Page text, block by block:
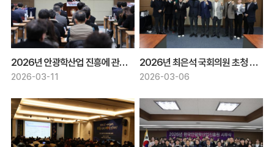
2026년 안광학산업 진흥에 관한 법률 제정 토론회
2026-03-11
2026년 최은석 국회의원 초청 간담회
2026-03-06